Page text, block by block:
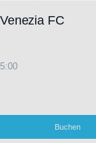
FC
Buchen